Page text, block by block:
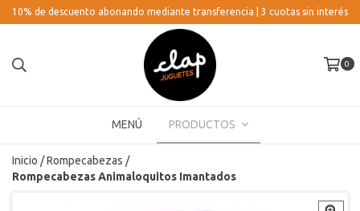
10% de descuento abonando mediante transferencia | 3 cuotas sin interés
0
MENÚ PRODUCTOS
Inicio /Rompecabezas /
Rompecabezas Animaloquitos Imantados